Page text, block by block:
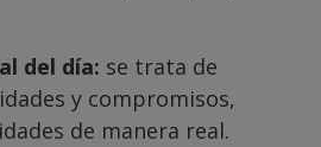
del día: se trata de
y compromisos,
de manera real.